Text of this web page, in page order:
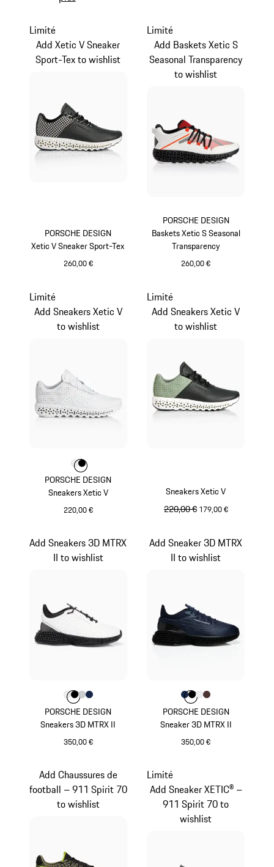
PORSCHE DESIGN
Xetic V Sneaker Sport-Tex
260,00 €
Limité
Add Xetic V Sneaker
Sport-Tex to wishlist
PORSCHE DESIGN
Baskets Xetic S Seasonal
Transparency
260,00 €
Limité
Add Baskets Xetic S
Seasonal Transparency
to wishlist
PORSCHE DESIGN
Sneakers Xetic V
220,00 €
Limité
Add Sneakers Xetic V
to wishlist
Couleur
Couleur
Couleur
Sneakers Xetic V
prix initial
220,00 €prix de vente
179,00 €
Limité
Add Sneakers Xetic V
to wishlist
PORSCHE DESIGN
Sneakers 3D MTRX II
350,00 €
Add Sneakers 3D MTRX
II to wishlist
Couleur
Couleur
Couleur
Couleur
Couleur
PORSCHE DESIGN
Sneaker 3D MTRX II
350,00 €
Add Sneaker 3D MTRX
II to wishlist
Couleur
Couleur
Couleur
Couleur
Couleur
Add Chaussures de
football – 911 Spirit 70
to wishlist
Limité
Add Sneaker XETIC® –
911 Spirit 70 to
wishlist